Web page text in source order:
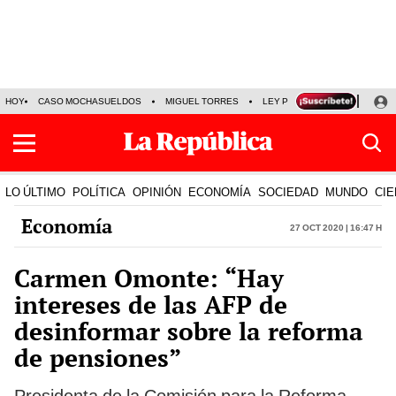
HOY CASO MOCHASUELDOS MIGUEL TORRES LEY PULPÍN PRECIO DEL
LO ÚLTIMO POLÍTICA OPINIÓN ECONOMÍA SOCIEDAD MUNDO
Economía 27 Oct 2020 | 16:47 h
Carmen Omonte: “Hay
intereses de las AFP de
desinformar sobre la reforma
de pensiones”